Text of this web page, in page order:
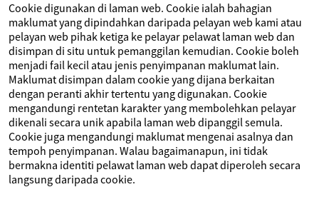
Cookie digunakan di laman web. Cookie ialah bahagian
maklumat yang dipindahkan daripada pelayan web kami atau
pelayan web pihak ketiga ke pelayar pelawat laman web dan
disimpan di situ untuk pemanggilan kemudian. Cookie boleh
menjadi fail kecil atau jenis penyimpanan maklumat lain.
Maklumat disimpan dalam cookie yang dijana berkaitan
dengan peranti akhir tertentu yang digunakan. Cookie
mengandungi rentetan karakter yang membolehkan pelayar
dikenali secara unik apabila laman web dipanggil semula.
Cookie juga mengandungi maklumat mengenai asalnya dan
tempoh penyimpanan. Walau bagaimanapun, ini tidak
bermakna identiti pelawat laman web dapat diperoleh secara
langsung daripada cookie.